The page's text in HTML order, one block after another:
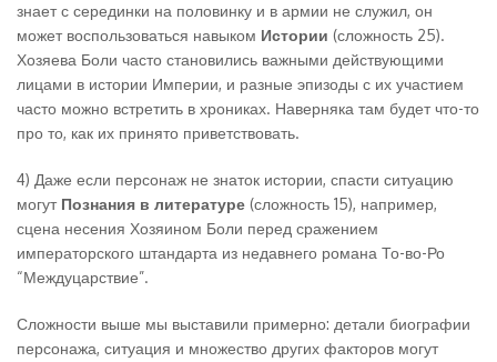
знает с серединки на половинку и в армии не служил, он
может воспользоваться навыком Истории (сложность 25).
Хозяева Боли часто становились важными действующими
лицами в истории Империи, и разные эпизоды с их участием
часто можно встретить в хрониках. Наверняка там будет что-то
про то, как их принято приветствовать.
4) Даже если персонаж не знаток истории, спасти ситуацию
могут Познания в литературе (сложность 15), например,
сцена несения Хозяином Боли перед сражением
императорского штандарта из недавнего романа То-во-Ро
“Междуцарствие”.
Сложности выше мы выставили примерно: детали биографии
персонажа, ситуация и множество других факторов могут